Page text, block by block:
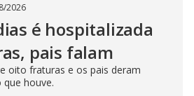
2026
é hospitalizada
pais falam
oito fraturas e os pais deram
houve.